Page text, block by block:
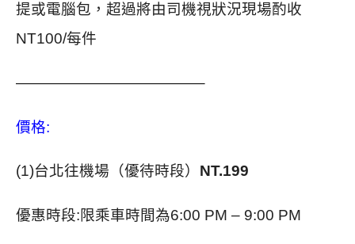
提或電腦包，超過將由司機視狀況現場酌收
NT100/每件
————————————–
價格:
(1)台北往機場（優待時段） NT.199
優惠時段:限乘車時間為6:00 PM – 9:00 PM